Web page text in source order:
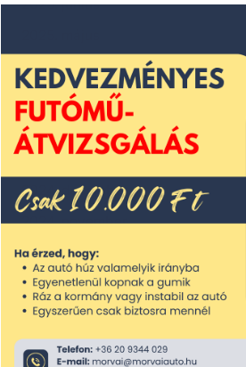
2025. június
2025. április
2025. március
2025. február
2025. január
2024. december
2024. november
2024. október
2024. szeptember
2024. augusztus
2024. július